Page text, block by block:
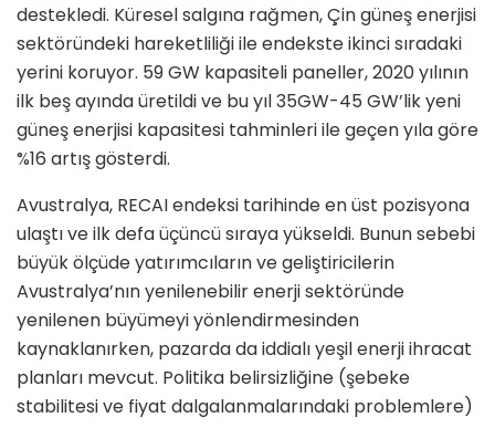
destekledi. Küresel salgına rağmen, Çin güneş enerjisi
sektöründeki hareketliliği ile endekste ikinci sıradaki
yerini koruyor. 59 GW kapasiteli paneller, 2020 yılının
ilk beş ayında üretildi ve bu yıl 35GW-45 GW’lik yeni
güneş enerjisi kapasitesi tahminleri ile geçen yıla göre
%16 artış gösterdi.
Avustralya, RECAI endeksi tarihinde en üst pozisyona
ulaştı ve ilk defa üçüncü sıraya yükseldi. Bunun sebebi
büyük ölçüde yatırımcıların ve geliştiricilerin
Avustralya’nın yenilenebilir enerji sektöründe
yenilenen büyümeyi yönlendirmesinden
kaynaklanırken, pazarda da iddialı yeşil enerji ihracat
planları mevcut. Politika belirsizliğine (şebeke
stabilitesi ve fiyat dalgalanmalarındaki problemlere)